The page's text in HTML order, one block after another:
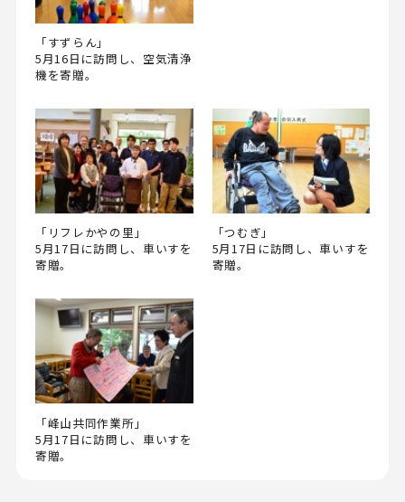
「すずらん」
5月16日に訪問し、空気清浄
機を寄贈。
「リフレかやの里」
5月17日に訪問し、車いすを
寄贈。
「つむぎ」
5月17日に訪問し、車いすを
寄贈。
「峰山共同作業所」
5月17日に訪問し、車いすを
寄贈。